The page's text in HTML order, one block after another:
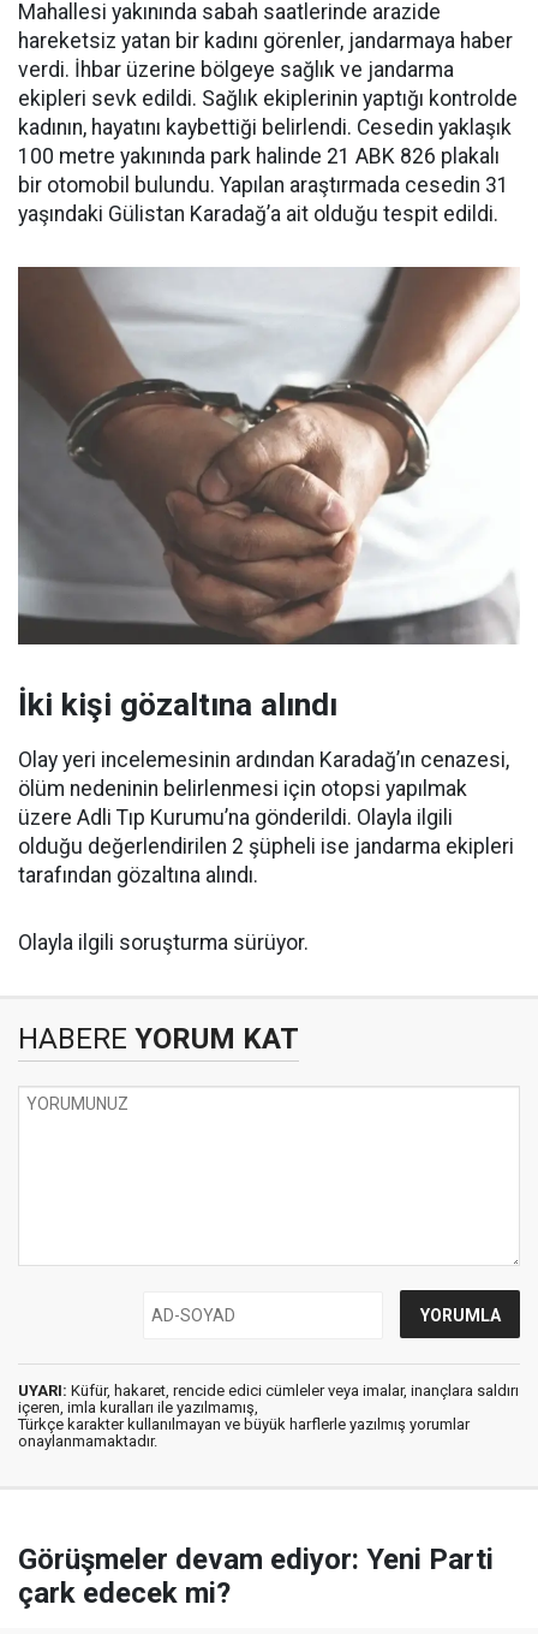
Mahallesi yakınında sabah saatlerinde arazide
hareketsiz yatan bir kadını görenler, jandarmaya haber
verdi. İhbar üzerine bölgeye sağlık ve jandarma
ekipleri sevk edildi. Sağlık ekiplerinin yaptığı kontrolde
kadının, hayatını kaybettiği belirlendi. Cesedin yaklaşık
100 metre yakınında park halinde 21 ABK 826 plakalı
bir otomobil bulundu. Yapılan araştırmada cesedin 31
yaşındaki Gülistan Karadağ’a ait olduğu tespit edildi.
İki kişi gözaltına alındı
Olay yeri incelemesinin ardından Karadağ’ın cenazesi,
ölüm nedeninin belirlenmesi için otopsi yapılmak
üzere Adli Tıp Kurumu’na gönderildi. Olayla ilgili
olduğu değerlendirilen 2 şüpheli ise jandarma ekipleri
tarafından gözaltına alındı.
Olayla ilgili soruşturma sürüyor.
HABERE YORUM KAT
UYARI: Küfür, hakaret, rencide edici cümleler veya imalar, inançlara saldırı
içeren, imla kuralları ile yazılmamış,
Türkçe karakter kullanılmayan ve büyük harflerle yazılmış yorumlar
onaylanmamaktadır.
Görüşmeler devam ediyor: Yeni Parti
çark edecek mi?